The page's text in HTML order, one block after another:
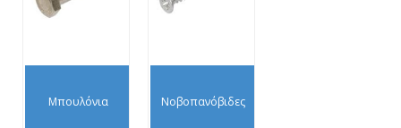
Μπουλόνια Νοβοπανόβιδες